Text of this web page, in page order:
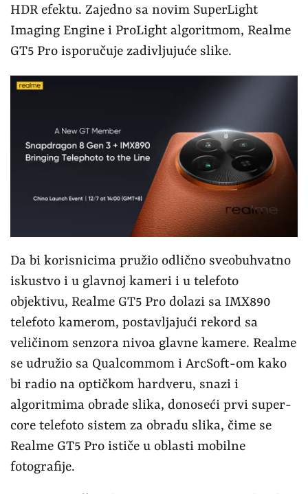
HDR efektu. Zajedno sa novim SuperLight
Imaging Engine i ProLight algoritmom, Realme
GT5 Pro isporučuje zadivljujuće slike.
Da bi korisnicima pružio odlično sveobuhvatno
iskustvo i u glavnoj kameri i u telefoto
objektivu, Realme GT5 Pro dolazi sa IMX890
telefoto kamerom, postavljajući rekord sa
veličinom senzora nivoa glavne kamere. Realme
se udružio sa Qualcommom i ArcSoft-om kako
bi radio na optičkom hardveru, snazi i
algoritmima obrade slika, donoseći prvi super-
core telefoto sistem za obradu slika, čime se
Realme GT5 Pro ističe u oblasti mobilne
fotografije.